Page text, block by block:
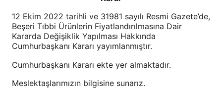
12 Ekim 2022 tarihli ve 31981 sayılı Resmi Gazete’de,
Beşeri Tıbbi Ürünlerin Fiyatlandırılmasına Dair
Kararda Değişiklik Yapılması Hakkında
Cumhurbaşkanı Kararı yayımlanmıştır.
Cumhurbaşkanı Kararı ekte yer almaktadır.
Meslektaşlarımızın bilgisine sunarız.